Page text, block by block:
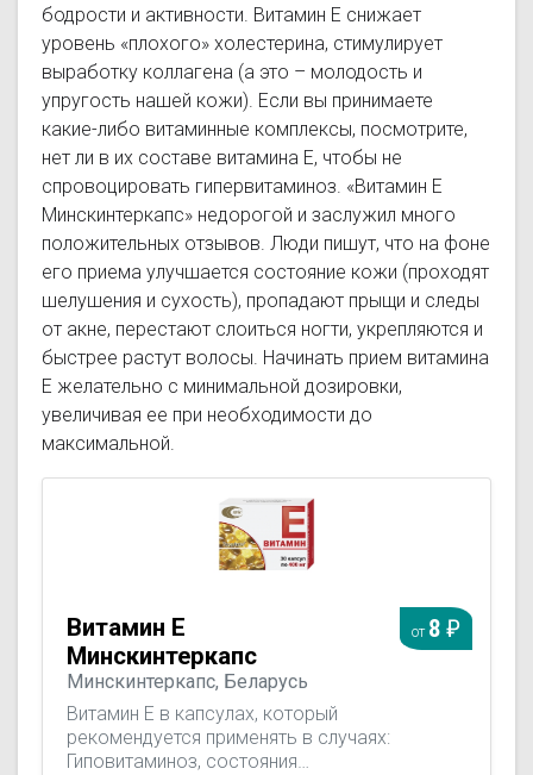
бодрости и активности. Витамин Е снижает
уровень «плохого» холестерина, стимулирует
выработку коллагена (а это – молодость и
упругость нашей кожи). Если вы принимаете
какие-либо витаминные комплексы, посмотрите,
нет ли в их составе витамина Е, чтобы не
спровоцировать гипервитаминоз. «Витамин Е
Минскинтеркапс» недорогой и заслужил много
положительных отзывов. Люди пишут, что на фоне
его приема улучшается состояние кожи (проходят
шелушения и сухость), пропадают прыщи и следы
от акне, перестают слоиться ногти, укрепляются и
быстрее растут волосы. Начинать прием витамина
Е желательно с минимальной дозировки,
увеличивая ее при необходимости до
максимальной.
Витамин Е
Минскинтеркапс
Минскинтеркапс, Беларусь
Витамин Е в капсулах, который
рекомендуется применять в случаях:
Гиповитаминоз, состояния
от 8